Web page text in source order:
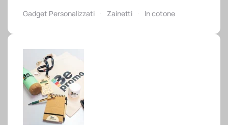
Gadget Personalizzati Zainetti In cotone